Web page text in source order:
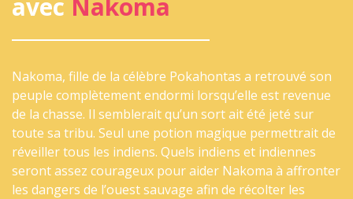
avec Nakoma
Nakoma, fille de la célèbre Pokahontas a retrouvé son
peuple complètement endormi lorsqu’elle est revenue
de la chasse. Il semblerait qu’un sort ait été jeté sur
toute sa tribu. Seul une potion magique permettrait de
réveiller tous les indiens. Quels indiens et indiennes
seront assez courageux pour aider Nakoma à affronter
les dangers de l’ouest sauvage afin de récolter les